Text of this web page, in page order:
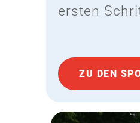
ersten
ZU DEN